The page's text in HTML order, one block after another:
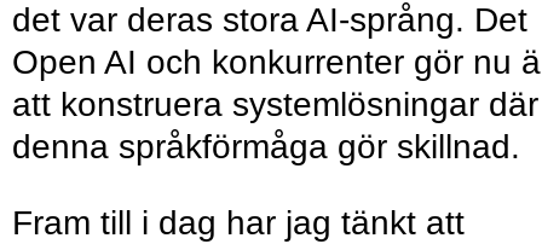
det var deras stora AI-språng. Det
Open AI och konkurrenter gör nu
att konstruera systemlösningar där
denna språkförmåga gör skillnad.
Fram till i dag har jag tänkt att